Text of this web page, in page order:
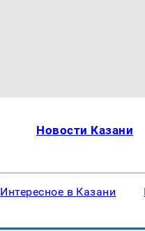
Новости Казани
Интересное в Казани